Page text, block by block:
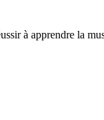
à apprendre la